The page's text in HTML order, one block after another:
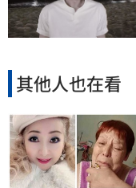
其他人也在看